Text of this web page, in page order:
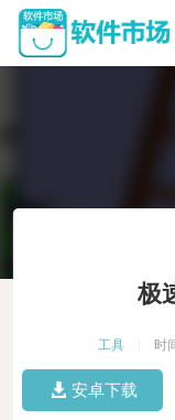
极
工具 时
安卓下载